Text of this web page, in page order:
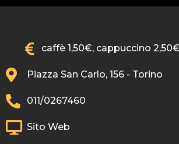
caffè 1,50€, cappuccino
Piazza San Carlo, 156 - Torino
011/0267460
Sito Web